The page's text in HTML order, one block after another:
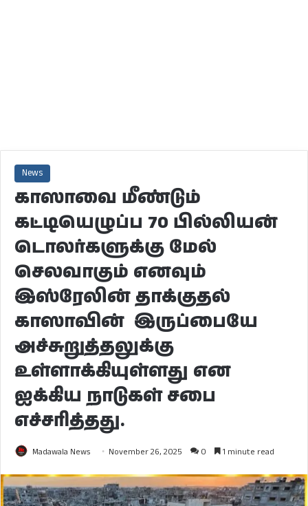
News
காஸாவை மீண்டும்
கட்டியெழுப்ப 70 பில்லியன்
டொலர்களுக்கு மேல்
செலவாகும் எனவும்
இஸ்ரேலின் தாக்குதல்
காஸாவின் இருப்பையே
அச்சுறுத்தலுக்கு
உள்ளாக்கியுள்ளது என
ஐக்கிய நாடுகள் சபை
எச்சரித்தது.
Madawala News November 26, 2025 0 1 minute read